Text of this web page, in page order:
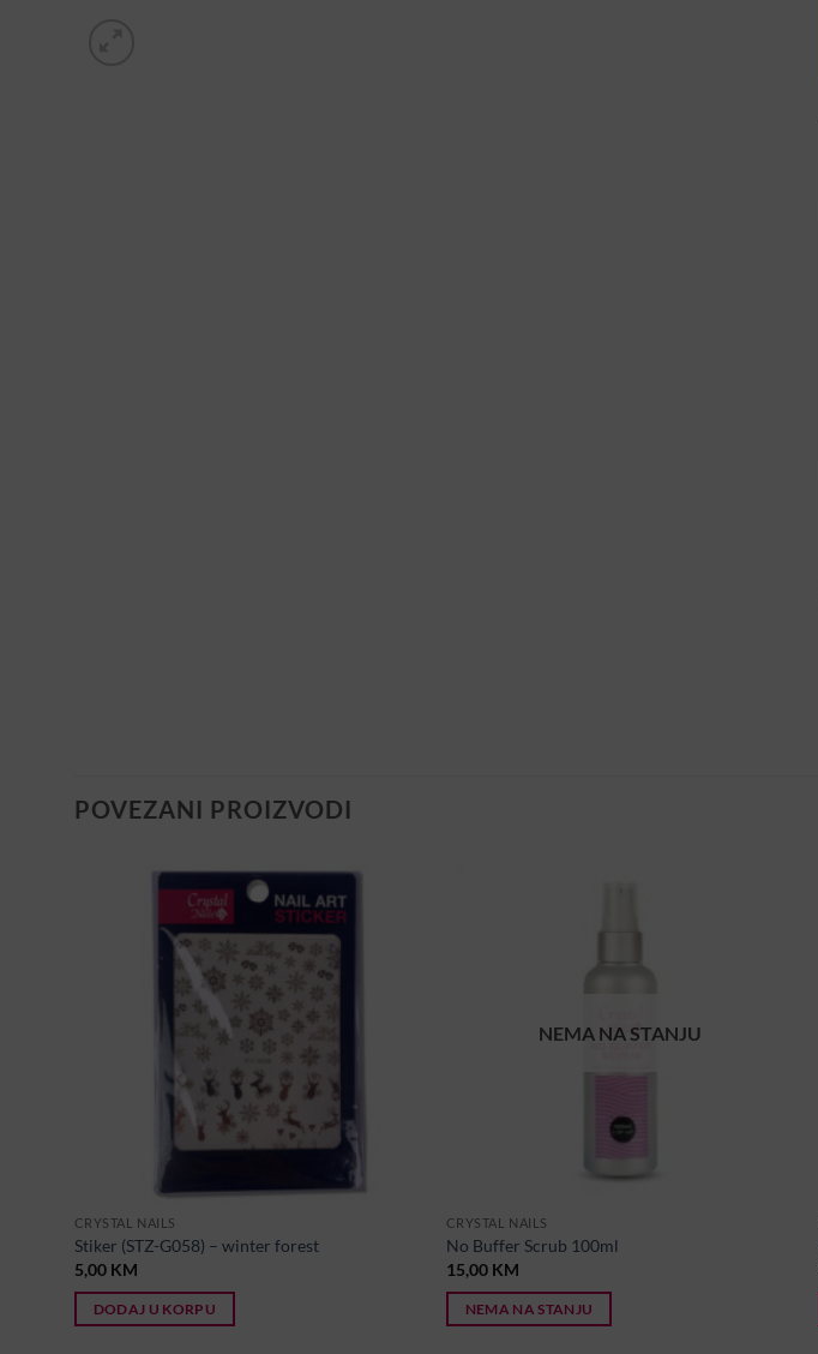
POVEZANI PROIZVODI
CRYSTAL NAILS
Stiker (STZ-G058) – winter forest
5,00 KM
DODAJ U KORPU
NEMA NA STANJU
CRYSTAL NAILS
No Buffer Scrub 100ml
15,00 KM
NEMA NA STANJU